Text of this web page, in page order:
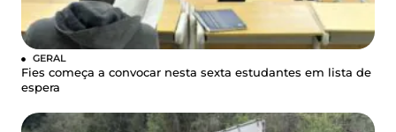
GERAL
Fies começa a convocar nesta sexta estudantes em lista de
espera